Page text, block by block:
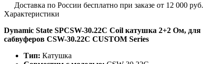
Доставка по России бесплатно при заказе от 12 000 руб.
Характеристики
Dynamic State SPCSW-30.22С Coil катушка 2+2 Ом, для
сабвуферов CSW-30.22С CUSTOM Series
Тип: Катушка